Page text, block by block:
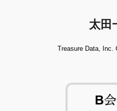
太田
Treasure Data, Inc.